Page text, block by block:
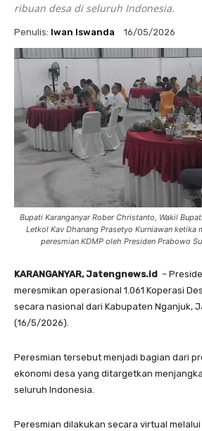
ribuan desa di seluruh Indonesia.
Penulis: Iwan Iswanda 16/05/2026
Bupati Karanganyar Rober Christanto, Wakil
Letkol Kav Dhanang Prasetyo Kurniawan
peresmian KDMP oleh Presiden Prabowo
KARANGANYAR, Jatengnews.id –
meresmikan operasional 1.061 Koperasi
secara nasional dari Kabupaten Nganjuk,
(16/5/2026).
Peresmian tersebut menjadi bagian dari
ekonomi desa yang ditargetkan
seluruh Indonesia.
Peresmian dilakukan secara virtual